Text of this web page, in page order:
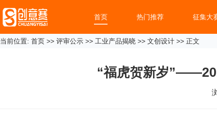
首页 热门推荐 征集大
当前位置: 首页 >> 评审公示 >> 工业产品揭晓 >> 文创设计 >> 正文
“福虎贺新岁